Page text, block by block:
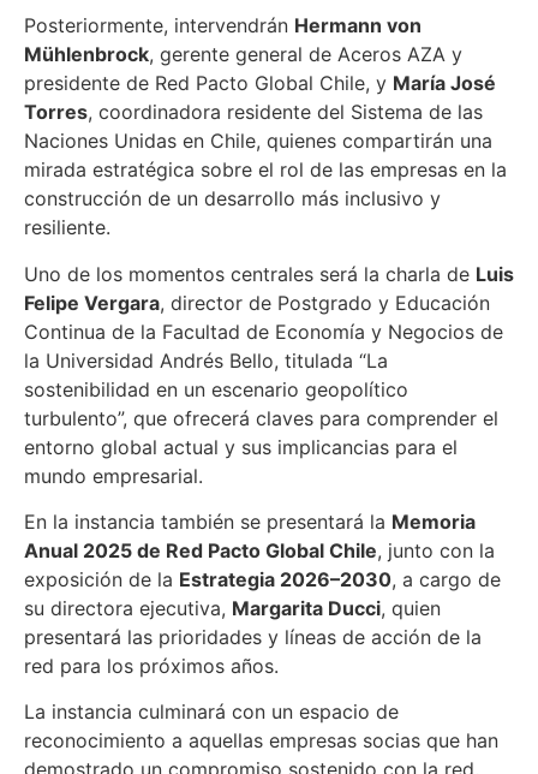
Posteriormente, intervendrán Hermann von
Mühlenbrock, gerente general de Aceros AZA y
presidente de Red Pacto Global Chile, y María José
Torres, coordinadora residente del Sistema de las
Naciones Unidas en Chile, quienes compartirán una
mirada estratégica sobre el rol de las empresas en la
construcción de un desarrollo más inclusivo y
resiliente.
Uno de los momentos centrales será la charla de Luis
Felipe Vergara, director de Postgrado y Educación
Continua de la Facultad de Economía y Negocios de
la Universidad Andrés Bello, titulada “La
sostenibilidad en un escenario geopolítico
turbulento”, que ofrecerá claves para comprender el
entorno global actual y sus implicancias para el
mundo empresarial.
En la instancia también se presentará la Memoria
Anual 2025 de Red Pacto Global Chile, junto con la
exposición de la Estrategia 2026–2030, a cargo de
su directora ejecutiva, Margarita Ducci, quien
presentará las prioridades y líneas de acción de la
red para los próximos años.
La instancia culminará con un espacio de
reconocimiento a aquellas empresas socias que han